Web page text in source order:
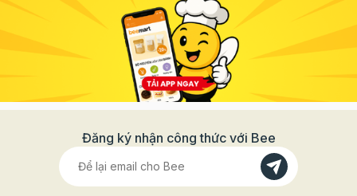
Đăng ký nhận công thức với Bee